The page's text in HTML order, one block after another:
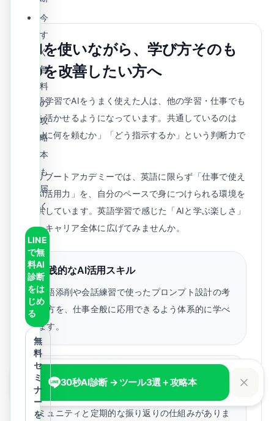
AIを使いながら、学び方そのも
のを改善したい方へ
英語学習でAIをうまく使えた人は、他の学習・仕事でも
AIを活かせるようになっています。共通しているのは
「AIに何を頼むか」「どう指示するか」という判断力で
す。
AIリブートアカデミーでは、英語に限らず「仕事で使え
るAI活用力」を、自分のペースで身につけられる環境を
提供しています。英語学習で感じた「AIと学ぶ楽しさ」
を、キャリア全体に広げてみませんか。
実践的なAI活用スキル
英語添削や会話練習で使ったプロンプト設計の考
え方を、仕事全般に応用できるよう体系的に学べ
ます。
続けられる学習環境
挫折しやすい独学の弱点を補う、仲間との学習コ
ミュニティと定期的な振り返りの仕組みがありま
30秒AI診断 → ツール3選＋攻略本
今
す
ぐ
無
料
の
攻
略
本
も
届
く
LINE
で無
料AI
診断
をは
じめ
る
無
料
セ
ミ
ナ
ー
を